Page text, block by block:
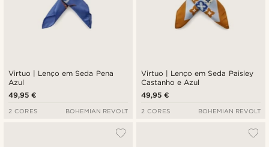
Virtuo | Lenço em Seda Pena
Azul
49,95 €
2 CORES BOHEMIAN REVOLT
Virtuo | Lenço em Seda Paisley
Castanho e Azul
49,95 €
2 CORES BOHEMIAN REVOLT